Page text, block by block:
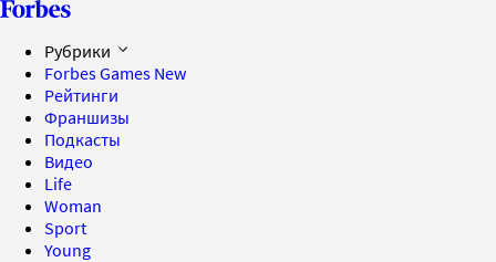
Рубрики
Forbes Games New
Рейтинги
Франшизы
Подкасты
Видео
Life
Woman
Sport
Young